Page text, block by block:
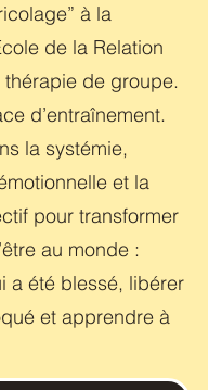
à la
de la Relation
thérapie de groupe.
d’entraînement.
la systémie,
et la
pour transformer
au monde :
a été blessé, libérer
et apprendre à